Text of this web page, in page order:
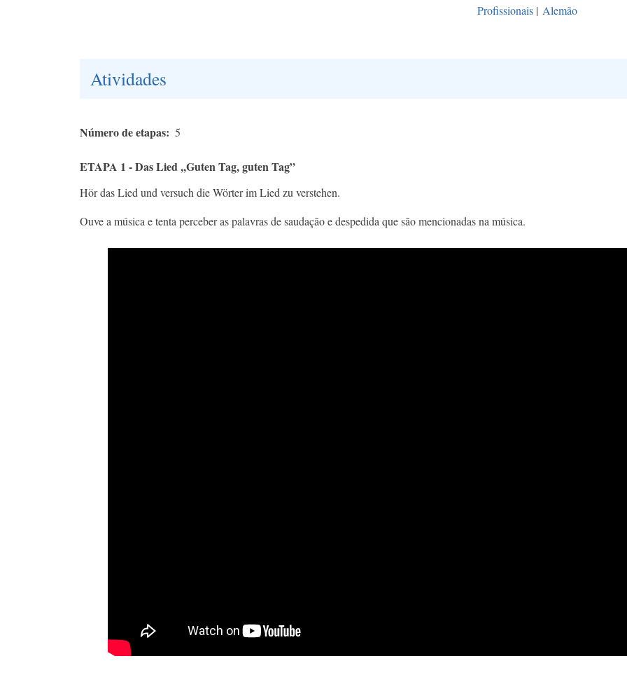
Profissionais | Alemão
Atividades
Número de etapas 5
ETAPA 1 - Das Lied ,,Guten Tag, guten Tag”
Hör das Lied und versuch die Wörter im Lied zu verstehen.
Ouve a música e tenta perceber as palavras de saudação e despedida que são mencionadas na música.